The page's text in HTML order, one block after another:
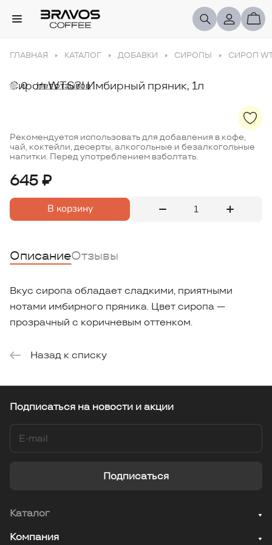
ГЛАВНАЯ КАТАЛОГ ДОБАВКИ СИРОПЫ СИРОП
Сироп WTS?! Имбирный пряник, 1л
0 Нет отзывов
Рекомендуется использовать для добавления в кофе,
чай, коктейли, десерты, алкогольные и безалкогольные
напитки. Перед употреблением взболтать.
645 ₽
В корзину
ОписаниеОтзывы
Вкус сиропа обладает сладкими, приятными
нотами имбирного пряника. Цвет сиропа —
прозрачный с коричневым оттенком.
Назад к списку
Подписаться на новости и акции
Подписаться
Каталог
Компания